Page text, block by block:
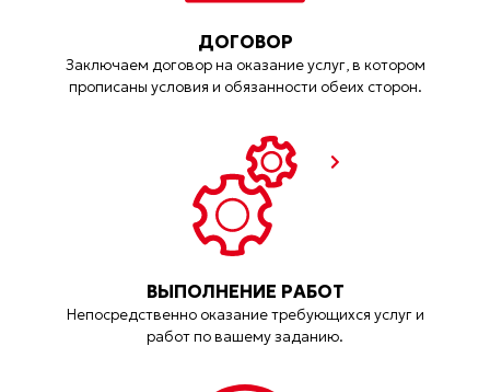
ДОГОВОР
Заключаем договор на оказание услуг, в котором
прописаны условия и обязанности обеих сторон.
ВЫПОЛНЕНИЕ РАБОТ
Непосредственно оказание требующихся услуг и
работ по вашему заданию.